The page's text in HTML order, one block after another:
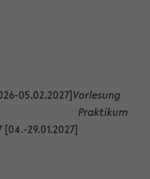
05.02.2027]Vorlesung
[04.-29.01.2027]
Praktikum